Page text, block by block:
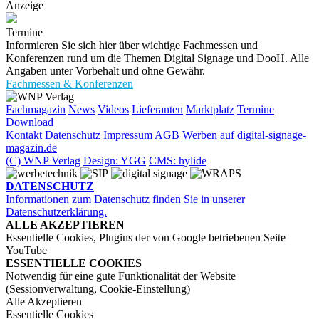
Anzeige
Termine
Informieren Sie sich hier über wichtige Fachmessen und
Konferenzen rund um die Themen Digital Signage und DooH. Alle
Angaben unter Vorbehalt und ohne Gewähr.
Fachmessen & Konferenzen
Fachmagazin News Videos Lieferanten Marktplatz Termine
Download
Kontakt Datenschutz ImpressumAGB Werben auf digital-signage-
magazin.de
(C) WNP Verlag Design: YGG CMS: hylide
DATENSCHUTZ
Informationen zum Datenschutz finden Sie in unserer
Datenschutzerklärung.
ALLE AKZEPTIEREN
Essentielle Cookies, Plugins der von Google betriebenen Seite
YouTube
ESSENTIELLE COOKIES
Notwendig für eine gute Funktionalität der Website
(Sessionverwaltung, Cookie-Einstellung)
Alle Akzeptieren
Essentielle Cookies